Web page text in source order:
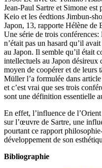
Jean-Paul Sartre et Simone
Keio et les éedtions Jimbun-
Japon, 13, rapporte Hélène de
Une série de trois
n’était pas un hasard qu’il
au Japon. Il semble qu’il était
intellectuels au Japon
moyen de coopérer et de leurs
Müller l’a formulée dans
et c’est vrai que ses trois
sont une définition essentielle
En effet, l’influence de
sur l’œuvre de Sartre, une
pourtant ce rapport
développement de son
Bibliographie